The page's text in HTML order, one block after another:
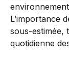
L’importance
sous-estimée,
quotidienne